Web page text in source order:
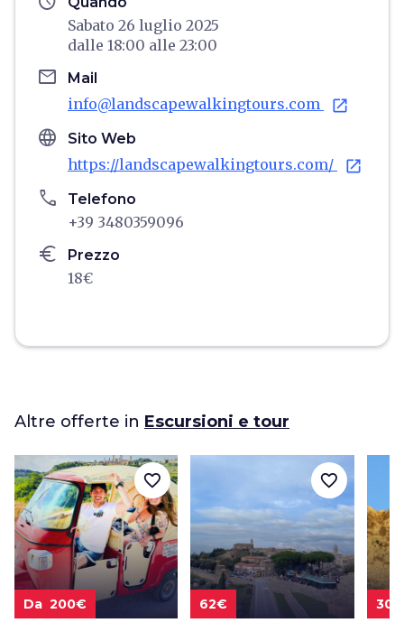
Sabato 26 luglio 2025
dalle 18:00 alle 23:00
email Mail
info@landscapewalkingtours.com open_in_new
language Sito Web
https://landscapewalkingtours.com/ open_in_new
phone Telefono
+39 3480359096
euro Prezzo
18€
Altre offerte in Escursioni e tour
Da 200€
favorite_border
62€
favorite_border
30€